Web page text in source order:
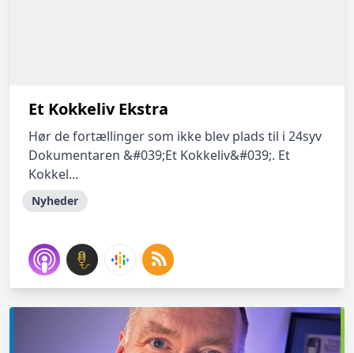
Et Kokkeliv Ekstra
Hør de fortællinger som ikke blev plads til i 24syv
Dokumentaren &#039;Et Kokkeliv&#039;. Et
Kokkel...
Nyheder